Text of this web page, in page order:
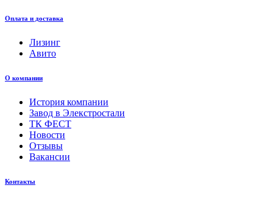
Оплата и доставка
Лизинг
Авито
О компании
История компании
Завод в Элекстростали
ТК ФЕСТ
Новости
Отзывы
Вакансии
Контакты